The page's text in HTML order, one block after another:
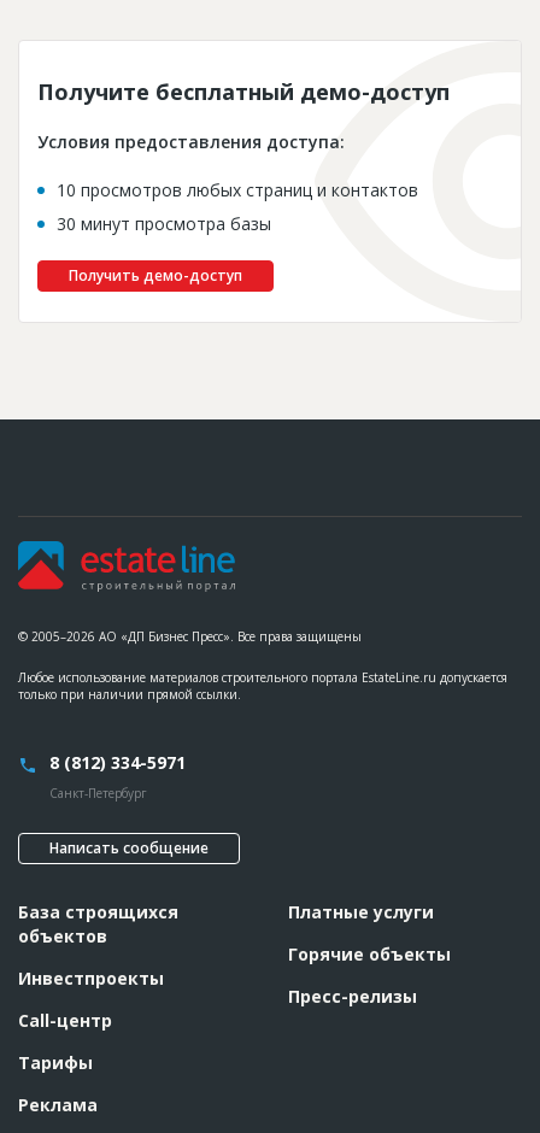
Получите бесплатный демо-доступ
Условия предоставления доступа:
10 просмотров любых страниц и контактов
30 минут просмотра базы
Получить демо-доступ
© 2005–2026 АО «ДП Бизнес Пресс». Все права защищены
Любое использование материалов строительного портала EstateLine.ru допускается
только при наличии прямой ссылки.
8 (812) 334-5971
Санкт-Петербург
Написать сообщение
База строящихся
объектов
Инвестпроекты
Call-центр
Тарифы
Реклама
Платные услуги
Горячие объекты
Пресс-релизы